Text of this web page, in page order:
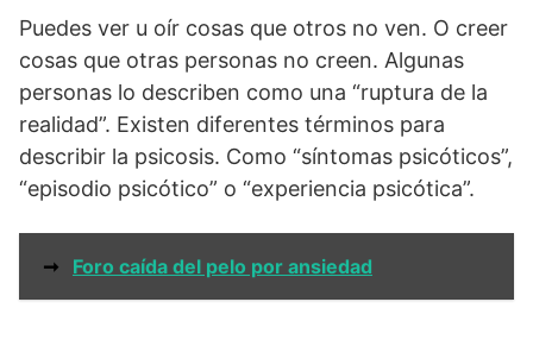
Puedes ver u oír cosas que otros no ven. O creer
cosas que otras personas no creen. Algunas
personas lo describen como una “ruptura de la
realidad”. Existen diferentes términos para
describir la psicosis. Como “síntomas psicóticos”,
“episodio psicótico” o “experiencia psicótica”.
➞ Foro caída del pelo por ansiedad